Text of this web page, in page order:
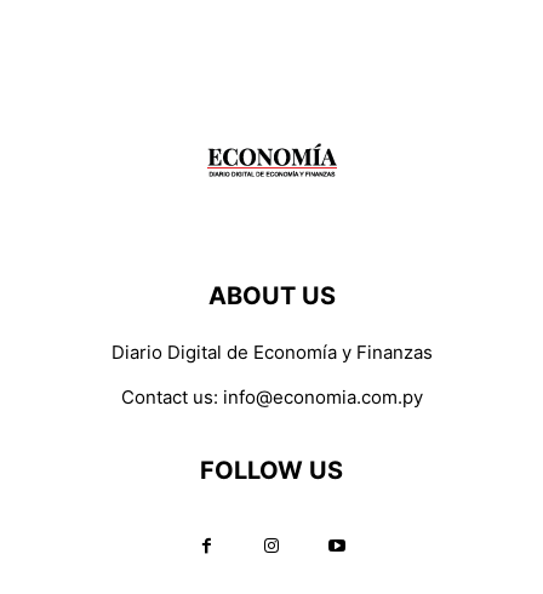
ABOUT US
Diario Digital de Economía y Finanzas
Contact us: info@economia.com.py
FOLLOW US